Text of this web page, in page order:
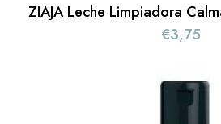
ZIAJA Leche Limpiadora
€3,75